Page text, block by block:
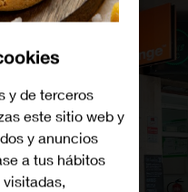
y de terceros
este sitio web y
y anuncios
a tus hábitos